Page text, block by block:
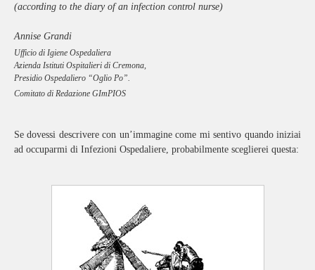
(according to the diary of an infection control nurse)
Annise Grandi
Ufficio di Igiene Ospedaliera
Azienda Istituti Ospitalieri di Cremona,
Presidio Ospedaliero “Oglio Po”.
Comitato di Redazione GImPIOS
Se dovessi descrivere con un’immagine come mi sentivo quando iniziai
ad occuparmi di Infezioni Ospedaliere, probabilmente sceglierei questa: